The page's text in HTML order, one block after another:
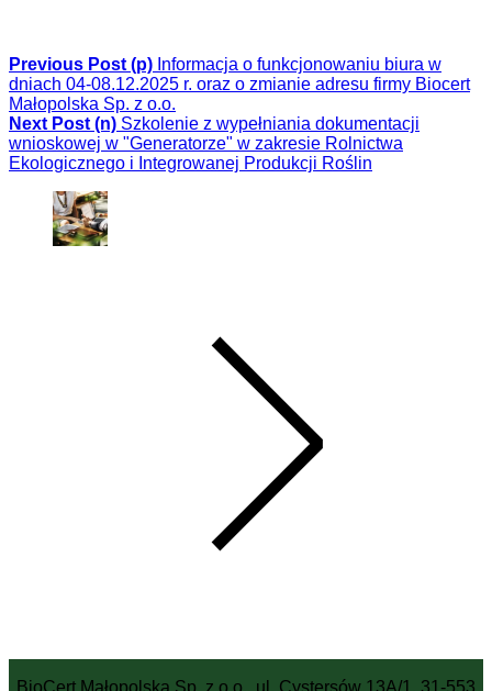
Previous Post (p) Informacja o funkcjonowaniu biura w
dniach 04-08.12.2025 r. oraz o zmianie adresu firmy Biocert
Małopolska Sp. z o.o.
Next Post (n) Szkolenie z wypełniania dokumentacji
wnioskowej w "Generatorze" w zakresie Rolnictwa
Ekologicznego i Integrowanej Produkcji Roślin
BioCert Małopolska Sp. z o.o., ul. Cystersów 13A/1, 31-553